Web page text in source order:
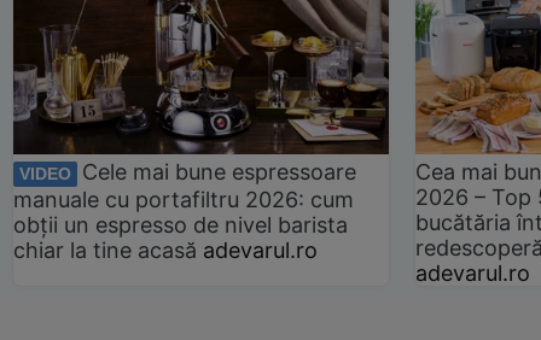
VIDEO
Cele mai bune espressoare
manuale cu portafiltru 2026: cum
obții un espresso de nivel barista
chiar la tine acasă adevarul.ro
Cea mai
2026 –
bucătăria
adevarul.ro